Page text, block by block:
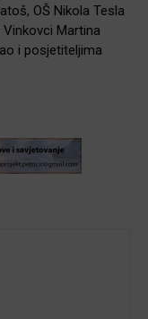
OŠ Nikola Tesla
Vinkovci Martina
i posjetiteljima